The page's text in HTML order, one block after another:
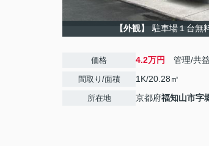
【外観】 駐車場１台無
価格 4.2万円 管理/共
間取り/面積 1K/20.28㎡
所在地 京都府福知山市字